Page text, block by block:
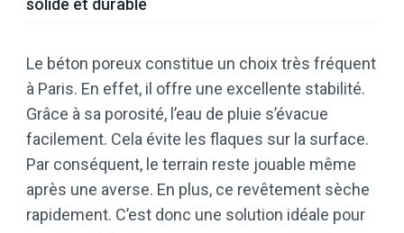
Le béton poreux constitue un choix très fréquent
à Paris. En effet, il offre une excellente stabilité.
Grâce à sa porosité, l’eau de pluie s’évacue
facilement. Cela évite les flaques sur la surface.
Par conséquent, le terrain reste jouable même
après une averse. En plus, ce revêtement sèche
rapidement. C’est donc une solution idéale pour